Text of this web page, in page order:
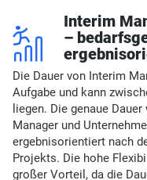
r
Interim
–
Die Dauer von Interim
Aufgabe und kann
liegen. Die genaue
Manager und
ergebnisorientiert nach
Projekts. Die hohe
großer Vorteil, da die